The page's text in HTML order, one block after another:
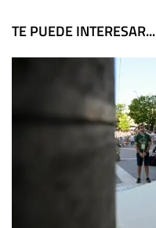
entradas
TE PUEDE INTERESAR...